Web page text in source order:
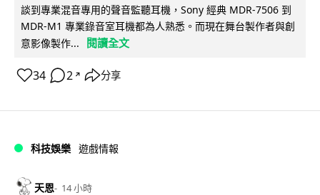
談到專業混音專用的聲音監聽耳機，Sony 經典 MDR-7506 到
MDR-M1 專業錄音室耳機都為人熟悉。而現在舞台製作者與創
意影像製作...
閱讀全文
34 2 ↗ 分享
科技娛樂 遊戲情報
天恩 14 小時